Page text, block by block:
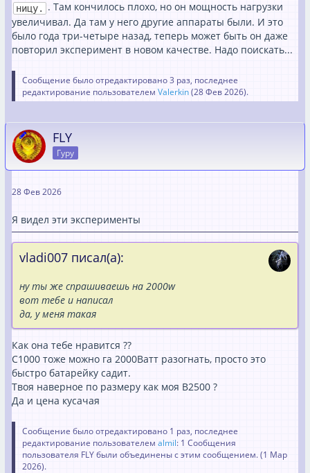
ницу.
. Там кончилось плохо, но он мощность нагрузки
увеличивал. Да там у него другие аппараты были. И это
было года три-четыре назад, теперь может быть он даже
повторил эксперимент в новом качестве. Надо поискать...
Сообщение было отредактировано 3 раз, последнее
редактирование пользователем Valerkin(28 Фев 2026).
FLY
Гуру
28 Фев 2026
Я видел эти эксперименты
vladi007 писал(а):
ну ты же спрашиваешь на 2000w
вот тебе и написал
да, у меня такая
Как она тебе нравится ??
С1000 тоже можно га 2000Ватт разогнать, просто это
быстро батарейку садит.
Твоя наверное по размеру как моя В2500 ?
Да и цена кусачая
Сообщение было отредактировано 1 раз, последнее
редактирование пользователем almil: 1 Сообщения
пользователя FLY были объединены с этим сообщением. (1 Мар
2026).